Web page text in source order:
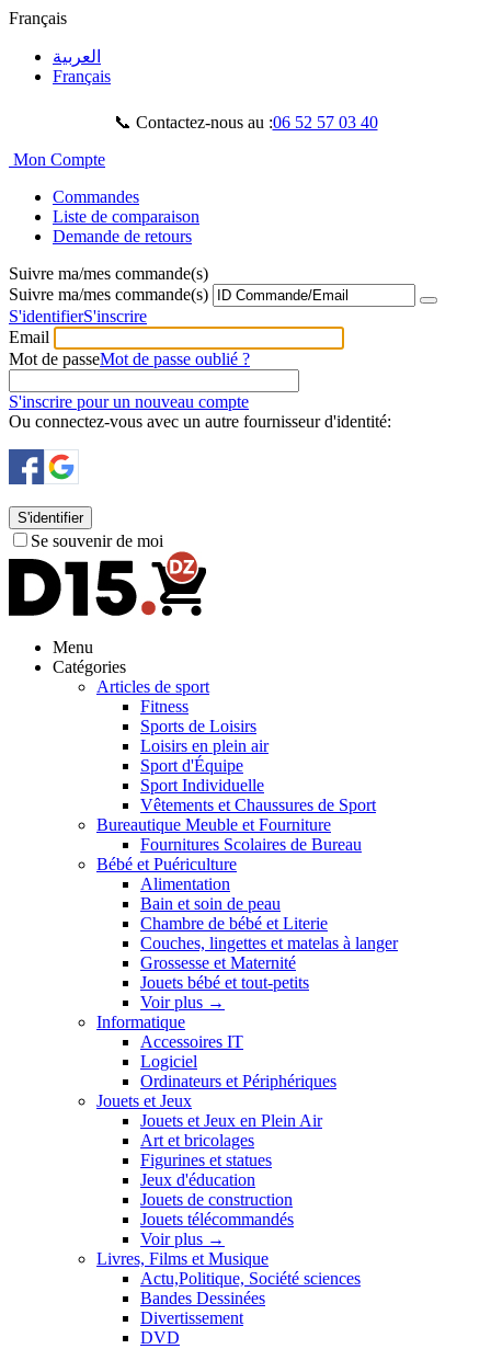
Français
العربية
Français
📞 Contactez-nous au :06 52 57 03 40
Mon Compte
Commandes
Liste de comparaison
Demande de retours
Suivre ma/mes commande(s)
Suivre ma/mes commande(s)
S'identifierS'inscrire
Email
Mot de passeMot de passe oublié ?
S'inscrire pour un nouveau compte
Ou connectez-vous avec un autre fournisseur d'identité:
S'identifier
Se souvenir de moi
Menu
Catégories
Articles de sport
Fitness
Sports de Loisirs
Loisirs en plein air
Sport d'Équipe
Sport Individuelle
Vêtements et Chaussures de Sport
Bureautique Meuble et Fourniture
Fournitures Scolaires de Bureau
Bébé et Puériculture
Alimentation
Bain et soin de peau
Chambre de bébé et Literie
Couches, lingettes et matelas à langer
Grossesse et Maternité
Jouets bébé et tout-petits
Voir plus →
Informatique
Accessoires IT
Logiciel
Ordinateurs et Périphériques
Jouets et Jeux
Jouets et Jeux en Plein Air
Art et bricolages
Figurines et statues
Jeux d'éducation
Jouets de construction
Jouets télécommandés
Voir plus →
Livres, Films et Musique
Actu,Politique, Société sciences
Bandes Dessinées
Divertissement
DVD